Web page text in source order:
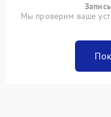
Мы проверим ваше